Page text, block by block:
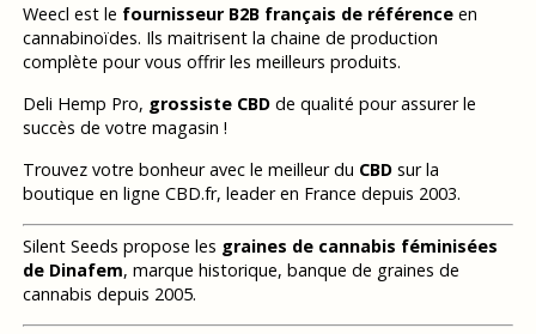
Weecl est le fournisseur B2B français de référenceen
cannabinoïdes. Ils maitrisent la chaine de production
complète pour vous offrir les meilleurs produits.
Deli Hemp Pro, grossiste CBDde qualité pour assurer le
succès de votre magasin !
Trouvez votre bonheur avec le meilleur du CBDsur la
boutique en ligne CBD.fr, leader en France depuis 2003.
Silent Seeds propose les graines de cannabis féminisées
de Dinafem, marque historique, banque de graines de
cannabis depuis 2005.